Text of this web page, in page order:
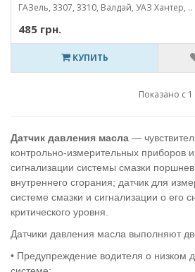
ГАЗель, 3307, 3310, Валдай, УАЗ Хантер, ..
485 грн.
КУПИТЬ
Показано с 1
Датчик давления масла —
контрольно-измерительных приборов
сигнализации системы смазки
внутреннего сгорания; датчик для
системе смазки и сигнализации о его
критического уровня.
Датчики давления масла выполняют
• Предупреждение водителя о низком